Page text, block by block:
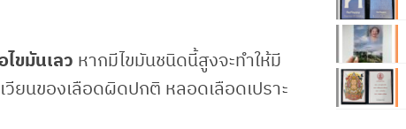
ขมันเลว หากมีไขมันชนิดนี้สูงจะทำให้มี
ยนของเลือดผิดปกติ หลอดเลือดเปราะ